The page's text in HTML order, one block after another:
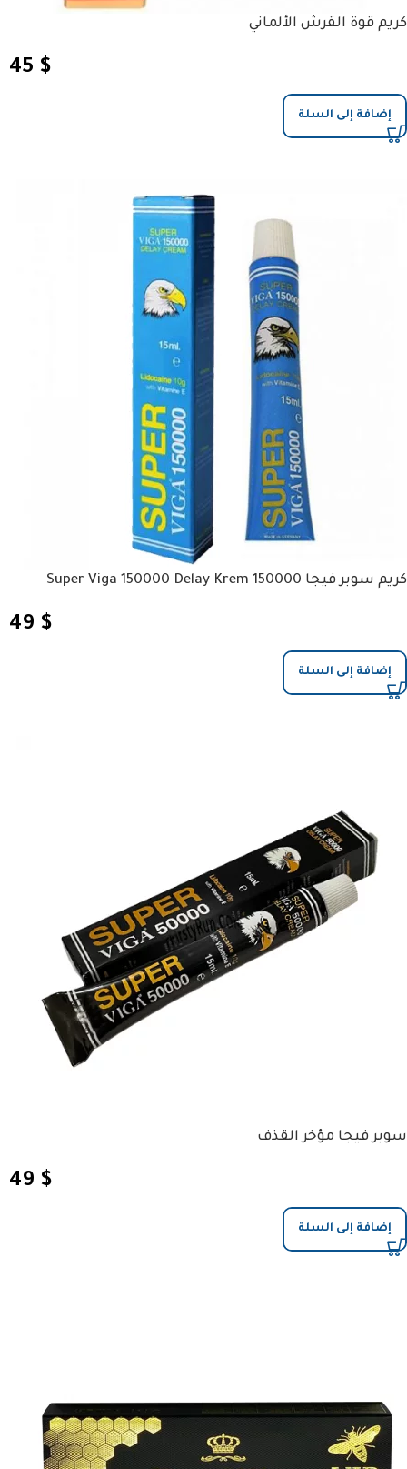
كريم قوة القرش الألماني
45 $
إضافة إلى السلة
كريم سوبر فيجا 150000 Super Viga 150000 Delay Krem
49 $
إضافة إلى السلة
سوبر فيجا مؤخر القذف
49 $
إضافة إلى السلة